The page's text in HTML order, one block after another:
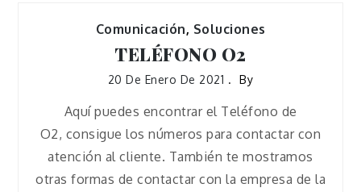
Comunicación, Soluciones
TELÉFONO O2
20 De Enero De 2021 By
Aquí puedes encontrar el Teléfono de
O2, consigue los números para contactar con
atención al cliente. También te mostramos
otras formas de contactar con la empresa de la